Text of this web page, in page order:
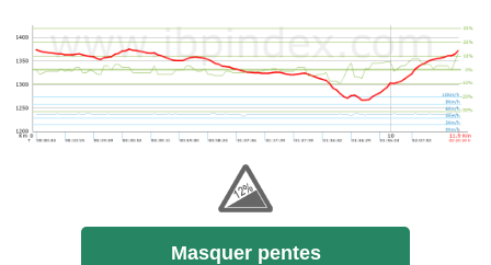
Masquer pentes